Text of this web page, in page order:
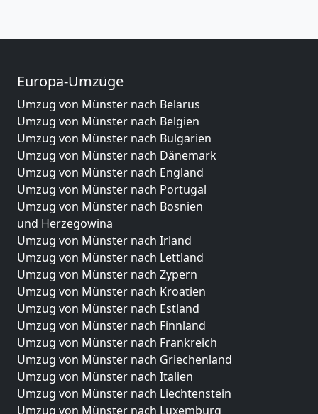
Europa-Umzüge
Umzug von Münster nach Belarus
Umzug von Münster nach Belgien
Umzug von Münster nach Bulgarien
Umzug von Münster nach Dänemark
Umzug von Münster nach England
Umzug von Münster nach Portugal
Umzug von Münster nach Bosnien
und Herzegowina
Umzug von Münster nach Irland
Umzug von Münster nach Lettland
Umzug von Münster nach Zypern
Umzug von Münster nach Kroatien
Umzug von Münster nach Estland
Umzug von Münster nach Finnland
Umzug von Münster nach Frankreich
Umzug von Münster nach Griechenland
Umzug von Münster nach Italien
Umzug von Münster nach Liechtenstein
Umzug von Münster nach Luxemburg